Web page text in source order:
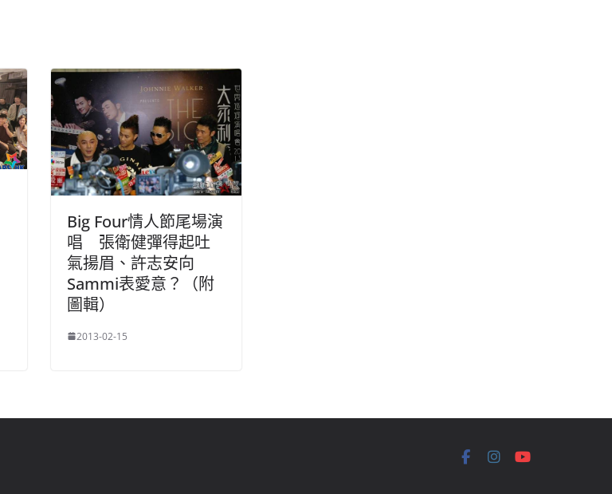
Big Four情人節尾場演
唱 張衛健彈得起吐
氣揚眉、許志安向
Sammi表愛意？（附
圖輯）
2013-02-15